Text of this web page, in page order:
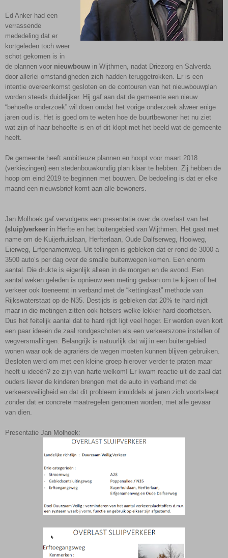
Ed Anker had een
verrassende
mededeling dat er
kortgeleden toch weer
schot gekomen is in
de plannen voor nieuwbouw in Wijthmen, nadat Driezorg en Salverda
door allerlei omstandigheden zich hadden teruggetrokken. Er is een
intentie overeenkomst gesloten en de contouren van het nieuwbouwplan
worden steeds duidelijker. Hij gaf aan dat de gemeente een nieuw
“behoefte onderzoek” wil doen omdat het vorige onderzoek alweer enige
jaren oud is. Het is goed om te weten hoe de buurtbewoner het nu ziet
wat zijn of haar behoefte is en of dit klopt met het beeld wat de gemeente
heeft.
De gemeente heeft ambitieuze plannen en hoopt voor maart 2018
(verkiezingen) een stedenbouwkundig plan klaar te hebben. Zij hebben de
hoop om eind 2019 te beginnen met bouwen. De bedoeling is dat er elke
maand een nieuwsbrief komt aan alle bewoners.
Jan Molhoek gaf vervolgens een presentatie over de overlast van het
(sluip)verkeer in Herfte en het buitengebied van Wijthmen. Het gaat met
name om de Kuijerhuislaan, Herfterlaan, Oude Dalfserweg, Hooiweg,
Eierweg, Erfgenamenweg. Uit tellingen is gebleken dat er rond de 3000 a
3500 auto’s per dag over de smalle buitenwegen komen. Een enorm
aantal. Die drukte is eigenlijk alleen in de morgen en de avond. Een
aantal weken geleden is opnieuw een meting gedaan om te kijken of het
verkeer ook toeneemt in verband met de “kettingkast” methode van
Rijkswaterstaat op de N35. Destijds is gebleken dat 20% te hard rijdt
maar in die metingen zitten ook fietsers welke lekker hard doorfietsen.
Dus het feitelijk aantal dat te hard rijdt ligt veel hoger. Er werden even kort
een paar ideeën de zaal rondgeschoten als een verkeerszone instellen of
wegversmallingen. Belangrijk is natuurlijk dat wij in een buitengebied
wonen waar ook de agrariërs de wegen moeten kunnen blijven gebruiken.
Besloten werd om met een kleine groep hierover verder te praten maar
heeft u ideeën? ze zijn van harte welkom! Er kwam reactie uit de zaal dat
ouders liever de kinderen brengen met de auto in verband met de
verkeersveiligheid en dat dit probleem inmiddels al jaren zich voortsleept
zonder dat er concrete maatregelen genomen worden, met alle gevaar
van dien.
Presentatie Jan Molhoek: